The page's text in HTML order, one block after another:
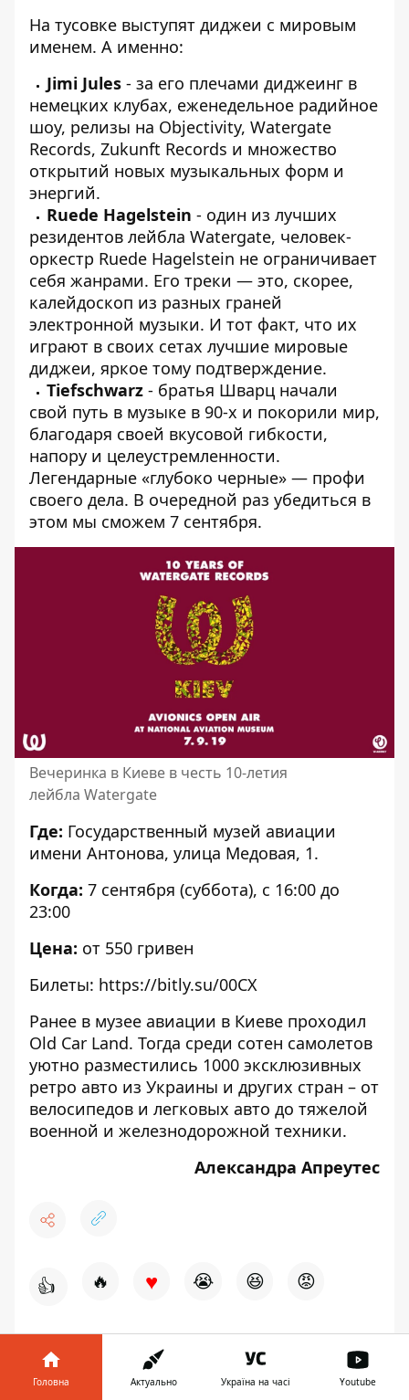
На тусовке выступят диджеи с мировым
именем. А именно:
Jimi Jules - за его плечами диджеинг в
немецких клубах, еженедельное радийное
шоу, релизы на Objectivity, Watergate
Records, Zukunft Records и множество
открытий новых музыкальных форм и
энергий.
Ruede Hagelstein - один из лучших
резидентов лейбла Watergate, человек-
оркестр Ruede Hagelstein не ограничивает
себя жанрами. Его треки — это, скорее,
калейдоскоп из разных граней
электронной музыки. И тот факт, что их
играют в своих сетах лучшие мировые
диджеи, яркое тому подтверждение.
Tiefschwarz - братья Шварц начали
свой путь в музыке в 90-х и покорили мир,
благодаря своей вкусовой гибкости,
напору и целеустремленности.
Легендарные «глубоко черные» — профи
своего дела. В очередной раз убедиться в
этом мы сможем 7 сентября.
Вечеринка в Киеве в честь 10-летия
лейбла Watergate
Где: Государственный музей авиации
имени Антонова, улица Медовая, 1.
Когда: 7 сентября (суббота), с 16:00 до
23:00
Цена: от 550 гривен
Билеты: https://bitly.su/00CX
Ранее в музее авиации в Киеве проходил
Old Car Land. Тогда среди сотен самолетов
уютно разместились 1000 эксклюзивных
ретро авто из Украины и других стран – от
велосипедов и легковых авто до тяжелой
военной и железнодорожной техники.
Александра Апреутес
👍 🔥 ♥ 😭 😆 😡
НОВИНИ КИЄВА
ВЕЧЕРИНКА
Головна
Актуально Україна на часі Youtube